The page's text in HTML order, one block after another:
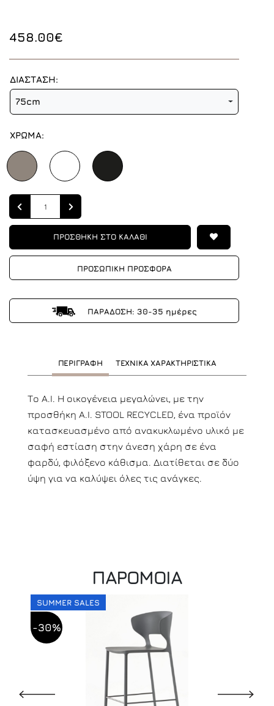
458.00€
ΔΙΑΣΤΑΣΗ:
75cm
ΧΡΩΜΑ:
Quantity
ΠΡΟΣΘΗΚΗ ΣΤΟ ΚΑΛΑΘΙ
ΠΡΟΣΩΠΙΚΗ ΠΡΟΣΦΟΡΑ
ΠΑΡΑΔΟΣΗ: 30-35 ημέρες
ΠΕΡΙΓΡΑΦΗ ΤΕΧΝΙΚΑ ΧΑΡΑΚΤΗΡΙΣΤΙΚΑ
Το A.I. Η οικογένεια μεγαλώνει, με την
προσθήκη A.I. STOOL RECYCLED, ένα προϊόν
κατασκευασμένο από ανακυκλωμένο υλικό με
σαφή εστίαση στην άνεση χάρη σε ένα
φαρδύ, φιλόξενο κάθισμα. Διατίθεται σε δύο
ύψη για να καλύψει όλες τις ανάγκες.
ΠΑΡΟΜΟΙΑ
SUMMER SALES
-30%